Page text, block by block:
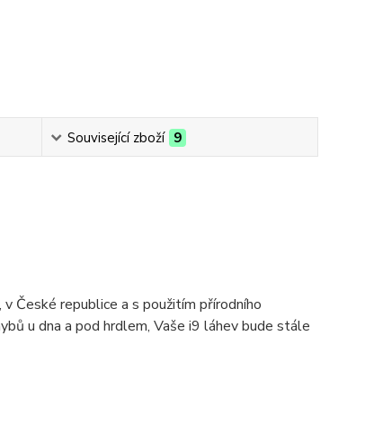
Související zboží 9
České republice a s použitím přírodního
u dna a pod hrdlem, Vaše i9 láhev bude stále